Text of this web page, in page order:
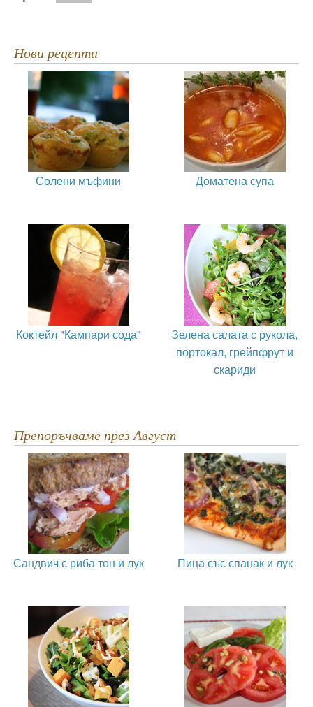
Нови рецепти
Солени мъфини Доматена супа
Коктейл "Кампари сода"
Зелена салата с рукола,
портокал, грейпфрут и
скариди
Препоръчваме през Август
Сандвич с риба тон и лук Пица със спанак и лук